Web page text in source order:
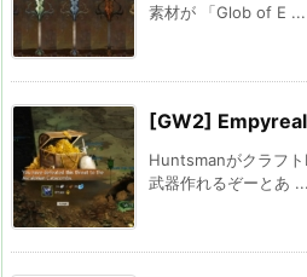
素材が 「Glob of E ...
[GW2]
Huntsmanがクラフ
武器作れるぞーとあ ...